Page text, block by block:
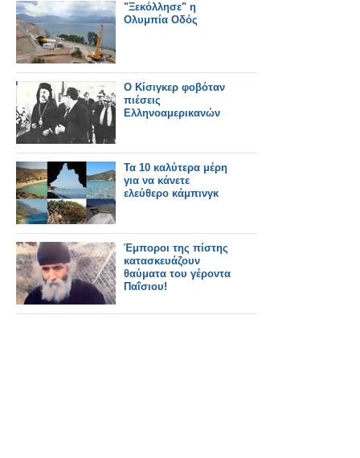
"Ξεκόλλησε" η
Ολυμπία Οδός
Ο Κίσιγκερ φοβόταν
πιέσεις
Ελληνοαμερικανών
Τα 10 καλύτερα μέρη
για να κάνετε
ελεύθερο κάμπινγκ
Έμποροι της πίστης
κατασκευάζουν
θαύματα του γέροντα
Παΐσιου!